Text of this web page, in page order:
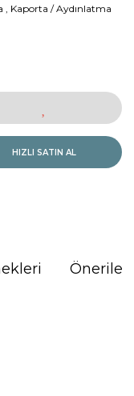
, Kaporta / Aydınlatma
HIZLI SATIN AL
ve diğer